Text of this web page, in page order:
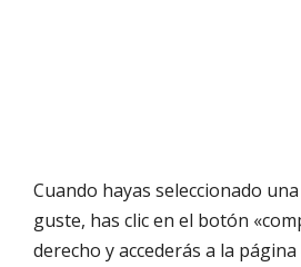
Cuando hayas seleccionado
guste, has clic en el botón
derecho y accederás a la